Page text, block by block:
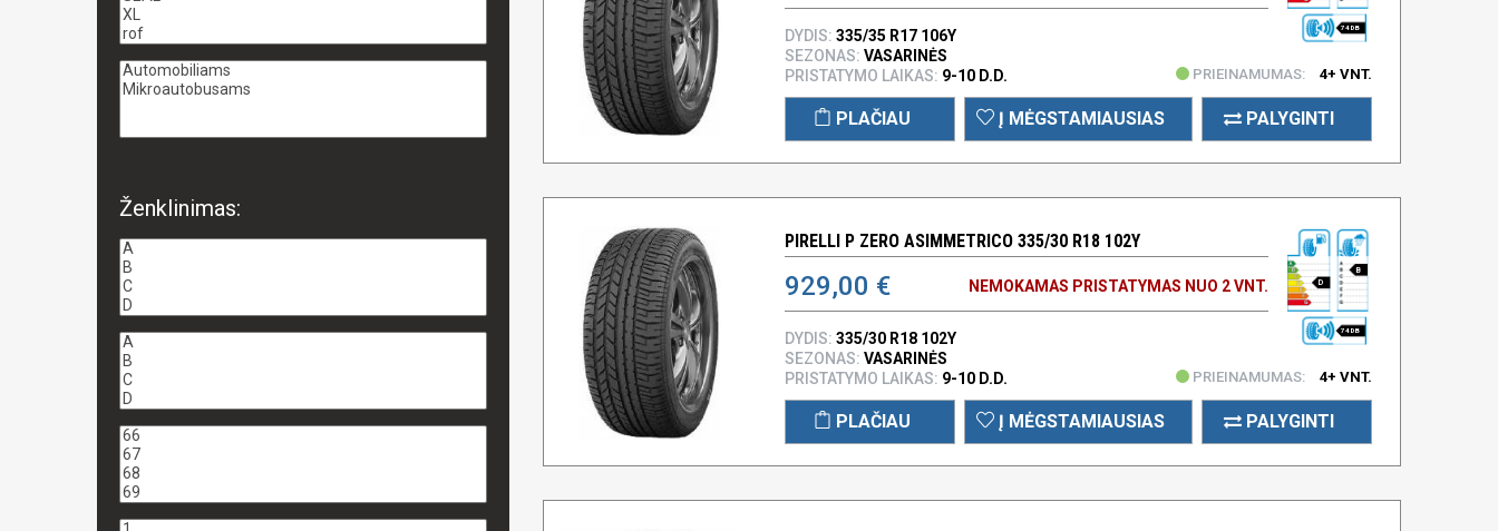
Ženklinimas:
74 DB
DYDIS: 335/35 R17 106Y
SEZONAS: VASARINĖS
PRISTATYMO LAIKAS: 9-10 D.D. PRIEINAMUMAS: 4+ VNT.
PLAČIAU Į MĖGSTAMIAUSIAS PALYGINTI
PIRELLI P ZERO ASIMMETRICO 335/30 R18 102Y
929,00 € NEMOKAMAS PRISTATYMAS NUO 2 VNT. D
B
74 DB
DYDIS: 335/30 R18 102Y
SEZONAS: VASARINĖS
PRISTATYMO LAIKAS: 9-10 D.D. PRIEINAMUMAS: 4+ VNT.
PLAČIAU Į MĖGSTAMIAUSIAS PALYGINTI